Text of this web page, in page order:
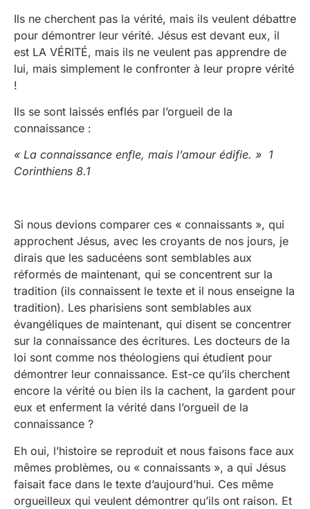
Ils ne cherchent pas la vérité, mais ils veulent débattre
pour démontrer leur vérité. Jésus est devant eux, il
est LA VÉRITÉ, mais ils ne veulent pas apprendre de
lui, mais simplement le confronter à leur propre vérité
!
Ils se sont laissés enflés par l’orgueil de la
connaissance :
« La connaissance enfle, mais l’amour édifie. » 1
Corinthiens 8.1
Si nous devions comparer ces « connaissants », qui
approchent Jésus, avec les croyants de nos jours, je
dirais que les saducéens sont semblables aux
réformés de maintenant, qui se concentrent sur la
tradition (ils connaissent le texte et il nous enseigne la
tradition). Les pharisiens sont semblables aux
évangéliques de maintenant, qui disent se concentrer
sur la connaissance des écritures. Les docteurs de la
loi sont comme nos théologiens qui étudient pour
démontrer leur connaissance. Est-ce qu’ils cherchent
encore la vérité ou bien ils la cachent, la gardent pour
eux et enferment la vérité dans l’orgueil de la
connaissance ?
Eh oui, l’histoire se reproduit et nous faisons face aux
mêmes problèmes, ou « connaissants », a qui Jésus
faisait face dans le texte d’aujourd’hui. Ces même
orgueilleux qui veulent démontrer qu’ils ont raison. Et